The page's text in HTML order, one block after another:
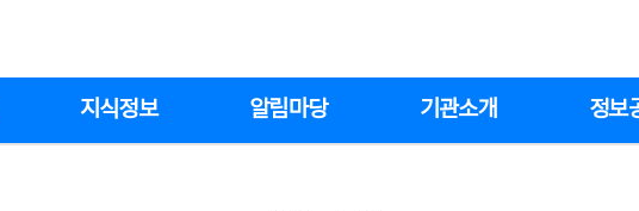
지식정보 알림마당 기관소개 정보